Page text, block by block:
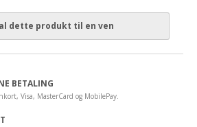
dette produkt til en ven
BETALING
Visa, MasterCard og MobilePay.